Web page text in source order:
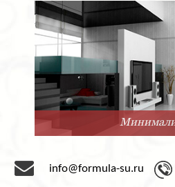
info@formula-su.ru